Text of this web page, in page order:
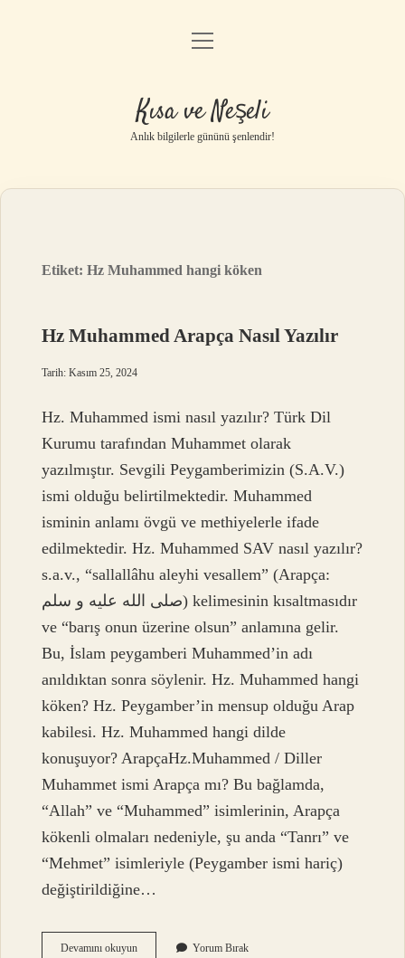
Anasayfa
Yasal Uyarı
menüyü
Kısa ve Neşeli
Anlık bilgilerle gününü şenlendir!
Etiket:Hz Muhammed hangi köken
Hz Muhammed Arapça Nasıl Yazılır
Tarih: Kasım 25, 2024
Hz. Muhammed ismi nasıl yazılır? Türk Dil
Kurumu tarafından Muhammet olarak
yazılmıştır. Sevgili Peygamberimizin (S.A.V.)
ismi olduğu belirtilmektedir. Muhammed
isminin anlamı övgü ve methiyelerle ifade
edilmektedir. Hz. Muhammed SAV nasıl yazılır?
s.a.v., “sallallâhu aleyhi vesallem” (Arapça:
صلى الله عليه و سلم) kelimesinin kısaltmasıdır
ve “barış onun üzerine olsun” anlamına gelir.
Bu, İslam peygamberi Muhammed’in adı
anıldıktan sonra söylenir. Hz. Muhammed hangi
köken? Hz. Peygamber’in mensup olduğu Arap
kabilesi. Hz. Muhammed hangi dilde
konuşuyor? ArapçaHz.Muhammed / Diller
Muhammet ismi Arapça mı? Bu bağlamda,
“Allah” ve “Muhammed” isimlerinin, Arapça
kökenli olmaları nedeniyle, şu anda “Tanrı” ve
“Mehmet” isimleriyle (Peygamber ismi hariç)
değiştirildiğine…
Devamını okuyunHz
Yorum Bırak